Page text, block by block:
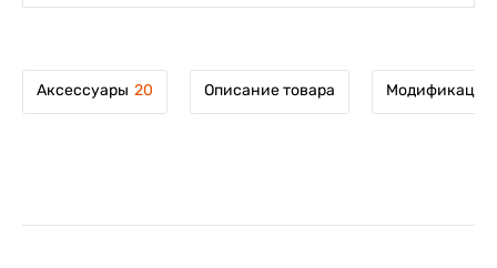
Аксессуары 20 Описание товара Модификации